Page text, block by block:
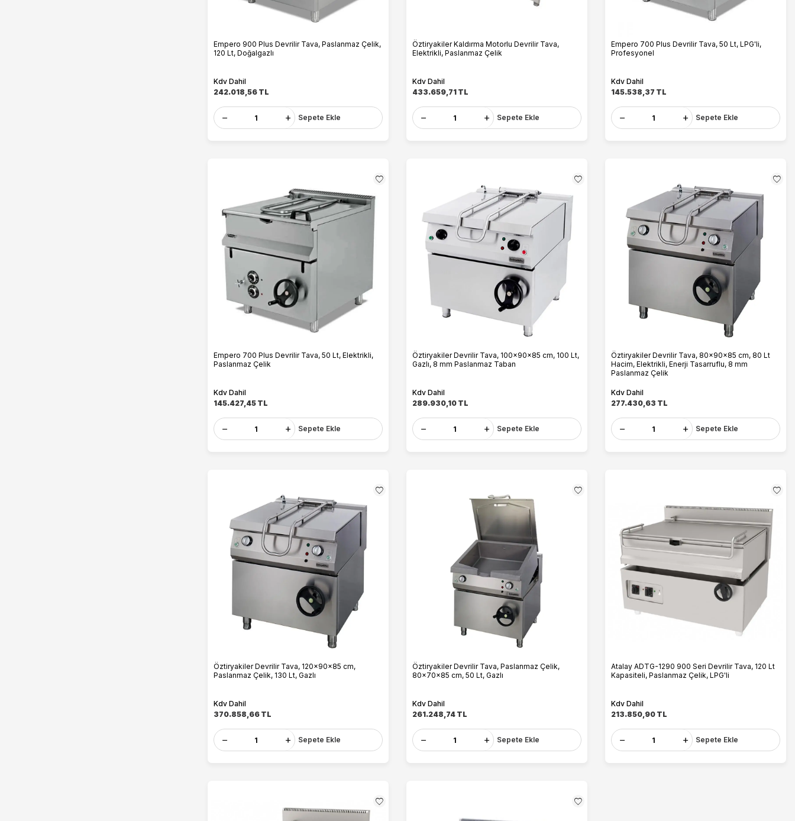
Empero 900 Plus Devrilir Tava, Paslanmaz Çelik,
120 Lt, Doğalgazlı
Kdv Dahil
242.018,56 TL
Sepete Ekle
Öztiryakiler Kaldırma Motorlu Devrilir Tava,
Elektrikli, Paslanmaz Çelik
Kdv Dahil
433.659,71 TL
Sepete Ekle
Empero 700 Plus Devrilir Tava, 50 Lt, LPG'li,
Profesyonel
Kdv Dahil
145.538,37 TL
Sepete Ekle
Empero 700 Plus Devrilir Tava, 50 Lt, Elektrikli,
Paslanmaz Çelik
Kdv Dahil
145.427,45 TL
Sepete Ekle
Öztiryakiler Devrilir Tava, 100x90x85 cm, 100 Lt,
Gazlı, 8 mm Paslanmaz Taban
Kdv Dahil
289.930,10 TL
Sepete Ekle
Öztiryakiler Devrilir Tava, 80x90x85 cm, 80 Lt
Hacim, Elektrikli, Enerji Tasarruflu, 8 mm
Paslanmaz Çelik
Kdv Dahil
277.430,63 TL
Sepete Ekle
Öztiryakiler Devrilir Tava, 120x90x85 cm,
Paslanmaz Çelik, 130 Lt, Gazlı
Kdv Dahil
370.858,66 TL
Sepete Ekle
Öztiryakiler Devrilir Tava, Paslanmaz Çelik,
80x70x85 cm, 50 Lt, Gazlı
Kdv Dahil
261.248,74 TL
Sepete Ekle
Atalay ADTG-1290 900 Seri Devrilir Tava, 120 Lt
Kapasiteli, Paslanmaz Çelik, LPG'li
Kdv Dahil
213.850,90 TL
Sepete Ekle